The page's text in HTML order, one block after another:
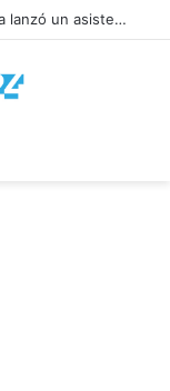
Con solo el DNI o la patente la Provincia lanzó un asistente virtual para consultar infracciones en segundos